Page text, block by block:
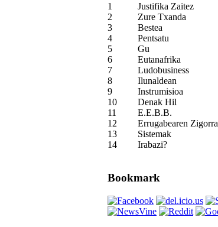
1
Justifika Zaitez
2
Zure Txanda
3
Bestea
4
Pentsatu
5
Gu
6
Eutanafrika
7
Ludobusiness
8
Ilunaldean
9
Instrumisioa
10
Denak Hil
11
E.E.B.B.
12
Errugabearen Zigorra
13
Sistemak
14
Irabazi?
Bookmark